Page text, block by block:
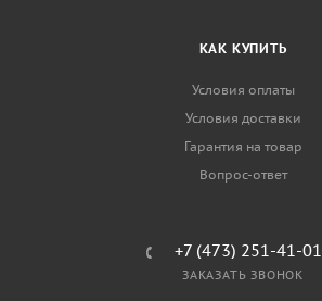
КАК КУПИТЬ
Условия оплаты
Условия доставки
Гарантия на товар
Вопрос-ответ
+7 (473) 251-41-01
ЗАКАЗАТЬ ЗВОНОК